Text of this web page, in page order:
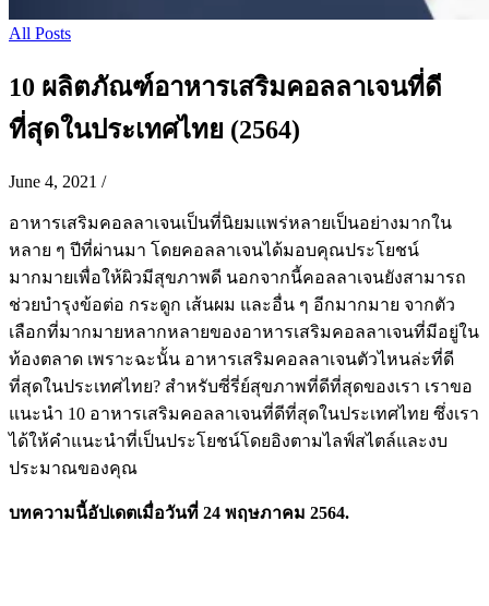
All Posts
10 ผลิตภัณฑ์อาหารเสริมคอลลาเจนที่ดี
ที่สุดในประเทศไทย (2564)
June 4, 2021 /
อาหารเสริมคอลลาเจนเป็นที่นิยมแพร่หลายเป็นอย่างมากใน
หลาย ๆ ปีที่ผ่านมา โดยคอลลาเจนได้มอบคุณประโยชน์
มากมายเพื่อให้ผิวมีสุขภาพดี นอกจากนี้คอลลาเจนยังสามารถ
ช่วยบำรุงข้อต่อ กระดูก เส้นผม และอื่น ๆ อีกมากมาย จากตัว
เลือกที่มากมายหลากหลายของอาหารเสริมคอลลาเจนที่มีอยู่ใน
ท้องตลาด เพราะฉะนั้น อาหารเสริมคอลลาเจนตัวไหนล่ะที่ดี
ที่สุดในประเทศไทย? สำหรับซี่รี่ย์สุขภาพที่ดีที่สุดของเรา เราขอ
แนะนำ 10 อาหารเสริมคอลลาเจนที่ดีที่สุดในประเทศไทย ซึ่งเรา
ได้ให้คำแนะนำที่เป็นประโยชน์โดยอิงตามไลฟ์สไตล์และงบ
ประมาณของคุณ
บทความนี้อัปเดตเมื่อวันที่ 24 พฤษภาคม 2564.